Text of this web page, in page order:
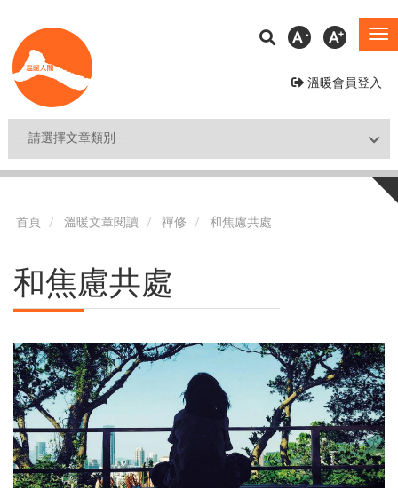
至
主
溫暖會員登入
A A
Shortcut
首頁 溫暖文章閱讀 禪修 和焦慮共處
和焦慮共處